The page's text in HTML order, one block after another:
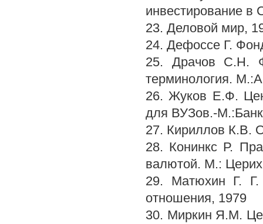
23. Деловой мир,
24. Дефоссе Г.
25. Драчов С.Н.
терминология.
26. Жуков Е.Ф.
для ВУЗов.-
27. Кириллов
28. Конинкс Р.
валютой. М.:
29. Матюхин Г.
отношения, 1979
30. Миркин Я.М.